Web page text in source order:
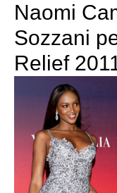
Naomi
Sozzani
Relief